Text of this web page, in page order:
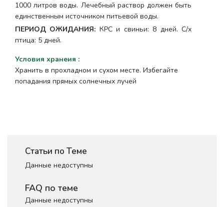
1000 литров воды. Лечебный раствор должен быть
единственным источником питьевой воды.
ПЕРИОД ОЖИДАНИЯ: КРС и свиньи: 8 дней. С/х
птица: 5 дней.
Условия хранеия :
Хранить в прохладном и сухом месте. Избегайте
попадания прямых солнечных лучей
Статьи по Теме
Данные недоступны
FAQ по теме
Данные недоступны